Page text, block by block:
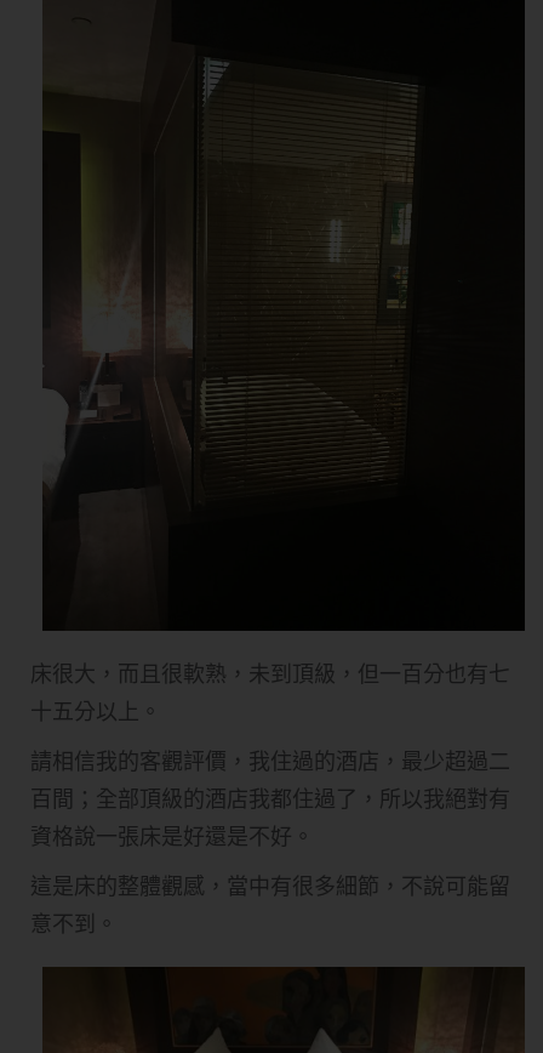
床很大，而且很軟熟，未到頂級，但一百分也有七
十五分以上。
請相信我的客觀評價，我住過的酒店，最少超過二
百間；全部頂級的酒店我都住過了，所以我絕對有
資格說一張床是好還是不好。
這是床的整體觀感，當中有很多細節，不說可能留
意不到。